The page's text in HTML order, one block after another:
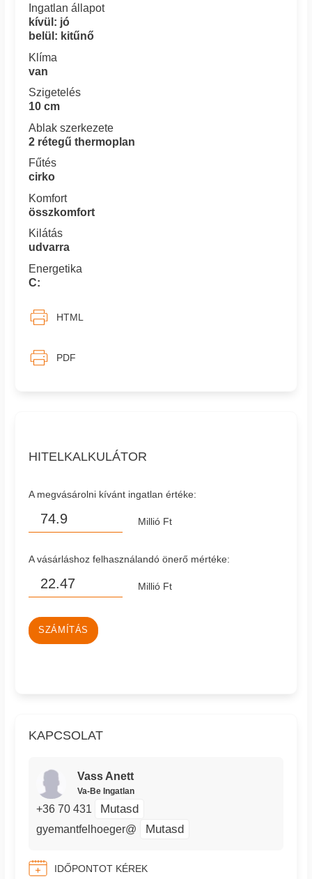
HITELKALKULÁTOR
A megvásárolni kívánt ingatlan értéke:
Millió Ft
A vásárláshoz felhasználandó önerő mértéke:
Millió Ft
SZÁMÍTÁS
KAPCSOLAT
Vass Anett
Va-Be Ingatlan
+36 70 431 Mutasd
gyemantfelhoeger@ Mutasd
IDŐPONTOT KÉREK
Ingatlan állapot
kívül: jó
belül: kitűnő
Klíma
van
Szigetelés
10 cm
Ablak szerkezete
2 rétegű thermoplan
Fűtés
cirko
Komfort
összkomfort
Kilátás
udvarra
Energetika
C:
HTML
PDF